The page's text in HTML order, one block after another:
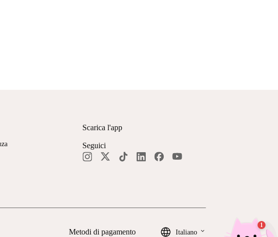
Scarica l'app
Seguici
Metodi di pagamento Italiano keyboard_arrow_down